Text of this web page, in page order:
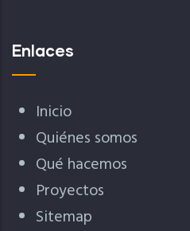
Enlaces
Inicio
Quiénes somos
Qué hacemos
Proyectos
Sitemap